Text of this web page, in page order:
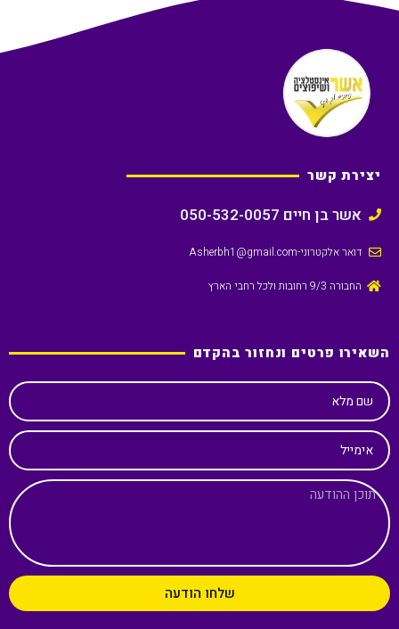
יצירת קשר
אשר בן חיים 050-532-0057
דואר אלקטרוני-Asherbh1@gmail.com
החבורה 9/3 רחובות ולכל רחבי הארץ
השאירו פרטים ונחזור בהקדם
שם מלא
אימייל
שלחו הודעה